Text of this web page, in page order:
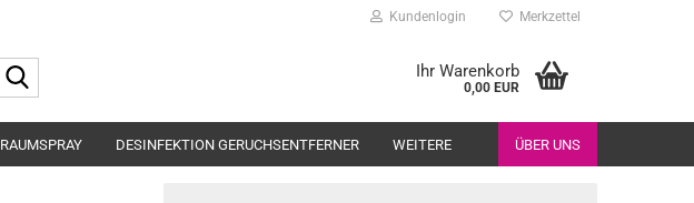
Kundenlogin Merkzettel
Ihr Warenkorb
0,00 EUR
RAUMSPRAY DESINFEKTION GERUCHSENTFERNER ÜBER UNS
WEITERE